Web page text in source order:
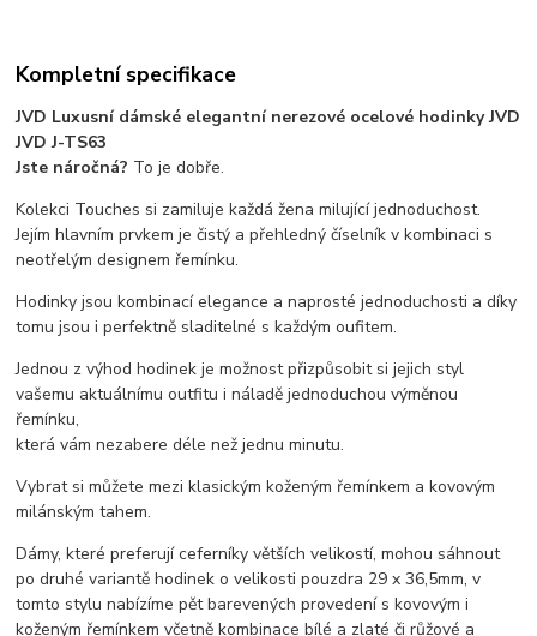
Kompletní specifikace
JVD Luxusní dámské elegantní nerezové ocelové hodinky JVD
JVD J-TS63
Jste náročná? To je dobře.
Kolekci Touches si zamiluje každá žena milující jednoduchost.
Jejím hlavním prvkem je čistý a přehledný číselník v kombinaci s
neotřelým designem řemínku.
Hodinky jsou kombinací elegance a naprosté jednoduchosti a díky
tomu jsou i perfektně sladitelné s každým oufitem.
Jednou z výhod hodinek je možnost přizpůsobit si jejich styl
vašemu aktuálnímu outfitu i náladě jednoduchou výměnou
řemínku,
která vám nezabere déle než jednu minutu.
Vybrat si můžete mezi klasickým koženým řemínkem a kovovým
milánským tahem.
Dámy, které preferují ceferníky větších velikostí, mohou sáhnout
po druhé variantě hodinek o velikosti pouzdra 29 x 36,5mm, v
tomto stylu nabízíme pět barevených provedení s kovovým i
koženým řemínkem včetně kombinace bílé a zlaté či růžové a